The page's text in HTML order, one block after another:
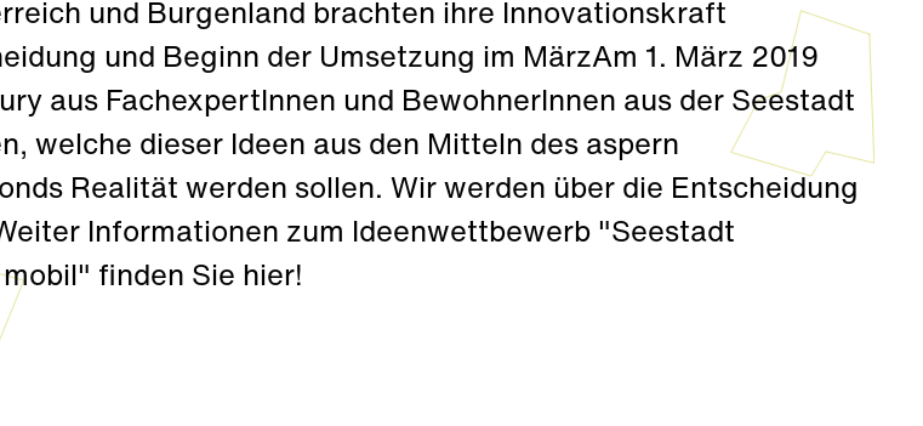
und Burgenland brachten ihre Innovationskraft
und Beginn der Umsetzung im MärzAm 1. März 2019
aus FachexpertInnen und BewohnerInnen aus der Seestadt
welche dieser Ideen aus den Mitteln des aspern
Realität werden sollen. Wir werden über die Entscheidung
Informationen zum Ideenwettbewerb "Seestadt
finden Sie hier!